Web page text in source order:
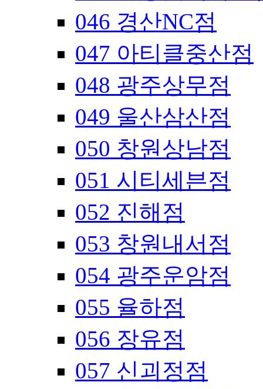
046 경산NC점
047 아티클중산점
048 광주상무점
049 울산삼산점
050 창원상남점
051 시티세븐점
052 진해점
053 창원내서점
054 광주운암점
055 율하점
056 장유점
057 신괴정점